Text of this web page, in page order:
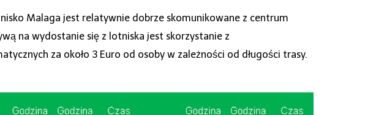
Malaga jest relatywnie dobrze skomunikowane z centrum
na wydostanie się z lotniska jest skorzystanie z
za około 3 Euro od osoby w zależności od długości trasy.